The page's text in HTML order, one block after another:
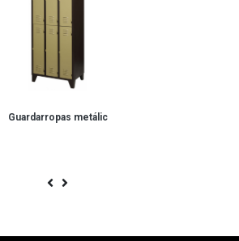
Guardarropas metálic